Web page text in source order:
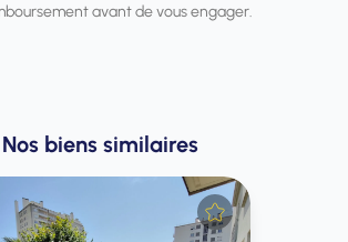
avant de vous engager.
Nos biens similaires